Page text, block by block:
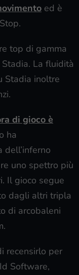
ed è
top di gamma
La fluidità
Stadia inoltre
di gioco è
ha
dell’inferno
uno spettro più
Il gioco segue
dagli altri tripla
di arcobaleni
recensirlo per
Software,